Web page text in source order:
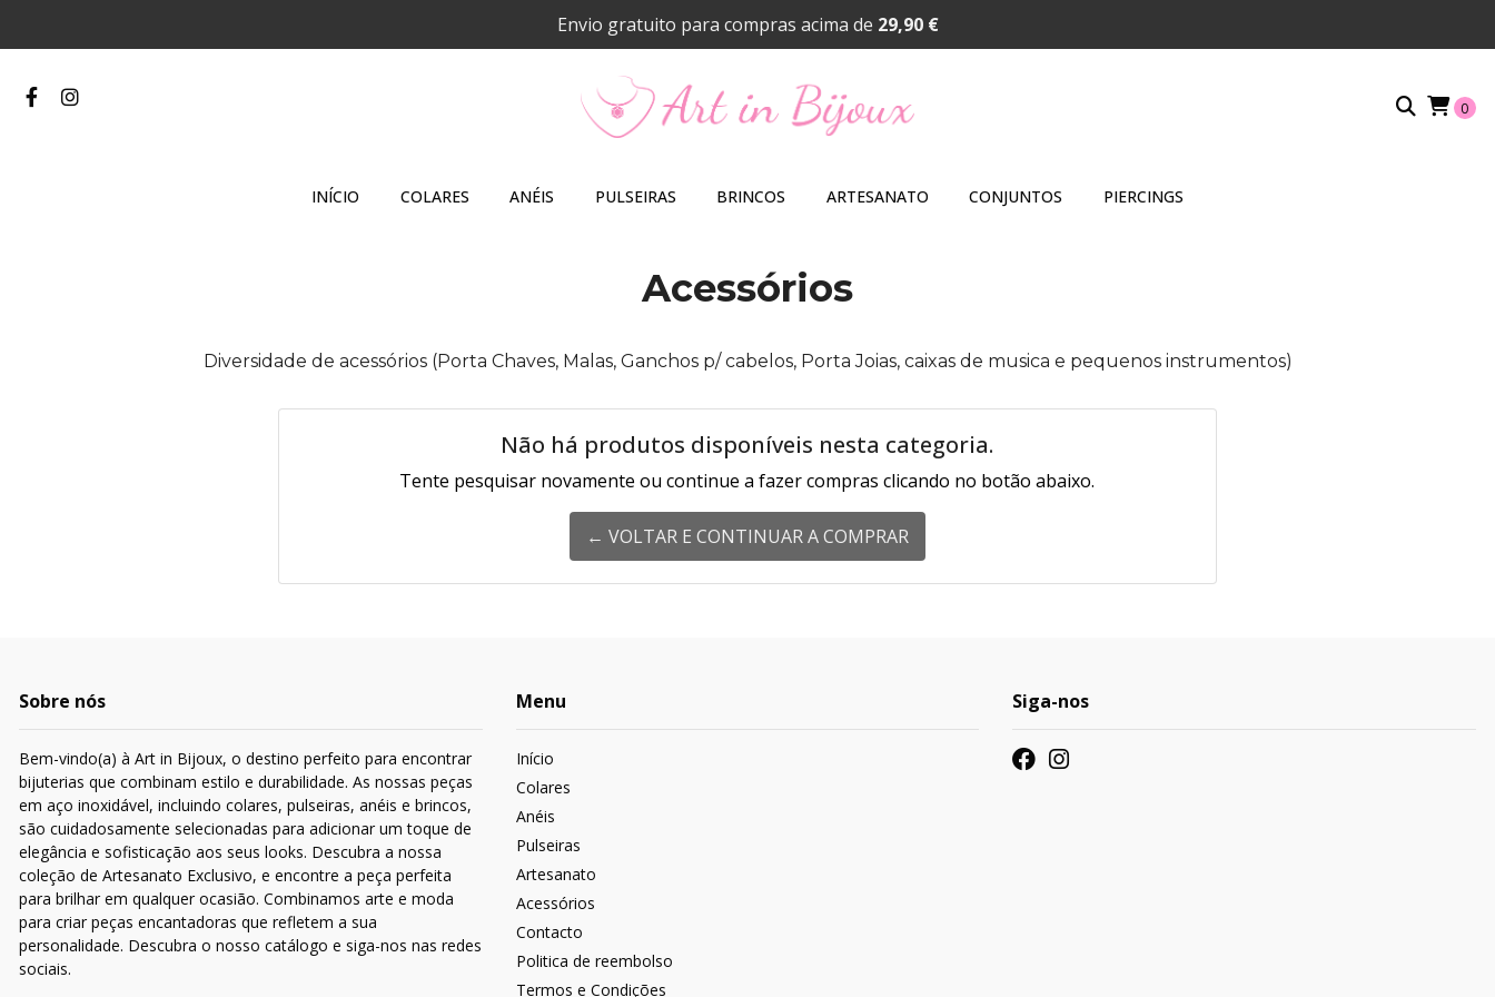
Envio gratuito para compras acima de 29,90 €
0
INÍCIO COLARES ANÉIS PULSEIRAS BRINCOS ARTESANATO CONJUNTOS PIERCINGS
Acessórios
Diversidade de acessórios (Porta Chaves, Malas, Ganchos p/ cabelos, Porta Joias, caixas de musica e pequenos instrumentos)
Não há produtos disponíveis nesta categoria.
Tente pesquisar novamente ou continue a fazer compras clicando no botão abaixo.
← VOLTAR E CONTINUAR A COMPRAR
Sobre nós
Bem-vindo(a) à Art in Bijoux, o destino perfeito para encontrar
bijuterias que combinam estilo e durabilidade. As nossas peças
em aço inoxidável, incluindo colares, pulseiras, anéis e brincos,
são cuidadosamente selecionadas para adicionar um toque de
elegância e sofisticação aos seus looks. Descubra a nossa
coleção de Artesanato Exclusivo, e encontre a peça perfeita
para brilhar em qualquer ocasião. Combinamos arte e moda
para criar peças encantadoras que refletem a sua
personalidade. Descubra o nosso catálogo e siga-nos nas redes
sociais.
Menu
Início
Colares
Anéis
Pulseiras
Artesanato
Acessórios
Contacto
Politica de reembolso
Termos e Condições
Siga-nos